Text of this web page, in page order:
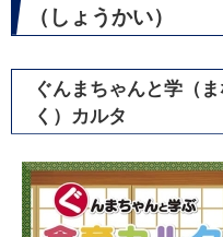
（しょうかい）
ぐんまちゃんと学（
く）カルタ